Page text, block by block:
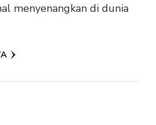
menyenangkan di dunia